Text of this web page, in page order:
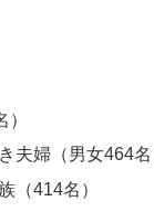
夫婦（男女464名
（414名）